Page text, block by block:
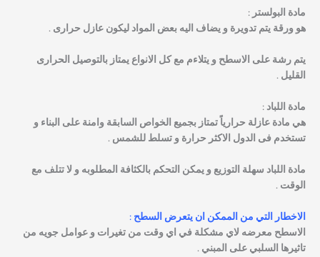
مادة البولستر :
هو ورقة يتم تدويرة و يضاف اليه بعض المواد ليكون عازل حرارى .
يتم رشة على الاسطح و يتلاءم مع كل الانواع يمتاز بالتوصيل الحرارى
القليل .
مادة اللباد :
هي مادة عازلة حرارياً تمتاز بجميع الخواص السابقة وامنة على البناء و
تستخدم فى الدول الاكثر حرارة و تسلط للشمس .
مادة اللباد سهلة التوزيع و يمكن التحكم بالكثافة المطلوبه و لا تتلف مع
الوقت .
الاخطار التي من الممكن ان يتعرض السطح :
الاسطح معرضه لاي مشكلة في اي وقت من تغيرات و عوامل جويه من
تاثيرها السلبي على المبني .